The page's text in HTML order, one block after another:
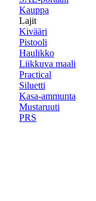
Kauppa
Lajit
Kivääri
Pistooli
Haulikko
Liikkuva maali
Practical
Siluetti
Kasa-ammunta
Mustaruuti
PRS